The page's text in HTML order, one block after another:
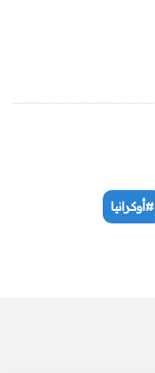
#أوكرانيا